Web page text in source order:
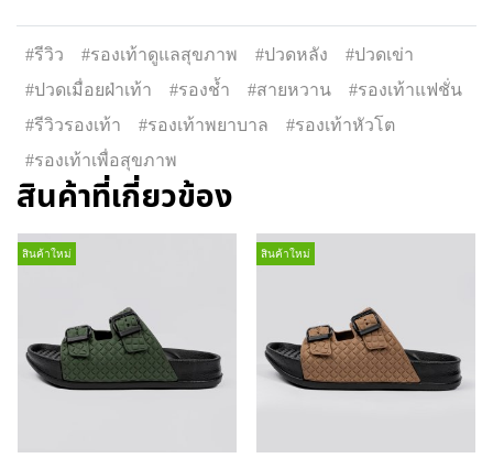
#รีวิว #รองเท้าดูแลสุขภาพ #ปวดหลัง
#ปวดเข่า
#ปวดเมื่อยฝ่าเท้า
#รองช้ำ #สายหวาน
#รองเท้าแฟชั่น
#รีวิวรองเท้า
#รองเท้าพยาบาล
#รองเท้าหัวโต
#รองเท้าเพื่อสุขภาพ
สินค้าที่เกี่ยวข้อง
สินค้าใหม่ สินค้าใหม่